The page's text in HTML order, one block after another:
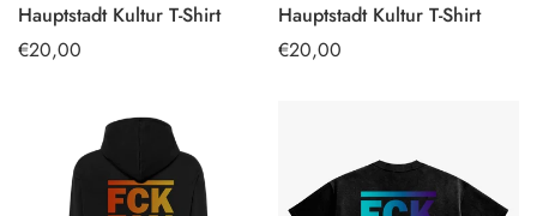
OPTIONEN
AUSWÄHLEN
Hauptstadt Kultur T-Shirt
Regulärer
€20,00
OPTIONEN
AUSWÄHLEN
Hauptstadt Kultur T-Shirt
Regulärer
€20,00